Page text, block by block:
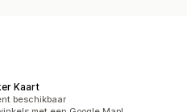
Kaart
beschikbaar